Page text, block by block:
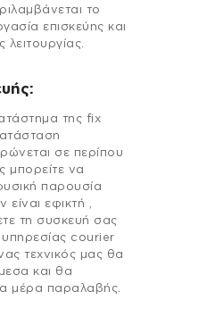
το
επισκεύης και
της fix
σε περίπου
μπορείτε να
παρουσία
εφικτή ,
τη συσκευή σας
courier
τεχνικός μας θα
και θα
μέρα παραλαβής.